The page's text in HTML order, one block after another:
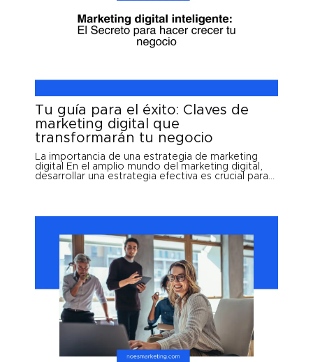
Tu guía para el éxito: Claves de
marketing digital que
transformarán tu negocio
La importancia de una estrategia de marketing
digital En el amplio mundo del marketing digital,
desarrollar una estrategia efectiva es crucial para...